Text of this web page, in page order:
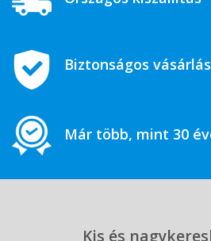
Biztonságos vásárlás
Már több, mint 30
Kis és